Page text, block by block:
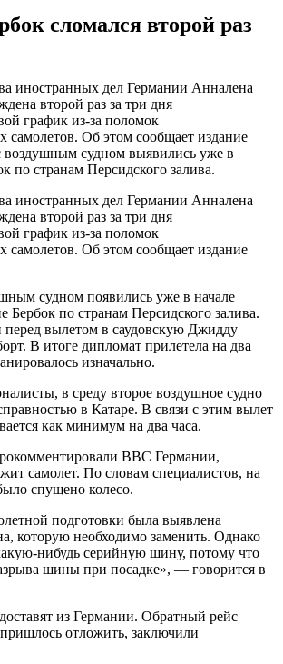
сломался второй раз
иностранных дел Германии Анналена
второй раз за три дня
график из-за поломок
самолетов. Об этом сообщает издание
судном выявились уже в
по странам Персидского залива.
иностранных дел Германии Анналена
второй раз за три дня
график из-за поломок
самолетов. Об этом сообщает издание
судном появились уже в начале
Бербок по странам Персидского залива.
перед вылетом в саудовскую Джидду
В итоге дипломат прилетела на два
изначально.
в среду второе воздушное судно
в Катаре. В связи с этим вылет
как минимум на два часа.
ВВС Германии,
самолет. По словам специалистов, на
спущено колесо.
подготовки была выявлена
которую необходимо заменить. Однако
нибудь серийную шину, потому что
шины при посадке», — говорится в
из Германии. Обратный рейс
отложить, заключили